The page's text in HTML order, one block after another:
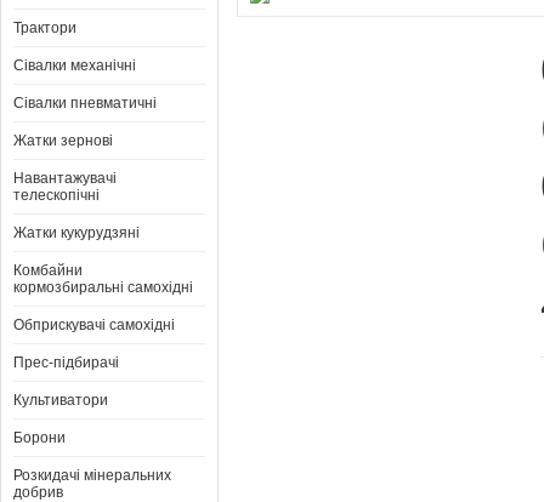
Трактори
Сівалки механічні
Сівалки пневматичні
Жатки зернові
Навантажувачі
телескопічні
Жатки кукурудзяні
Комбайни
кормозбиральні самохідні
Обприскувачі самохідні
Прес-підбирачі
Культиватори
Борони
Розкидачі мінеральних
добрив